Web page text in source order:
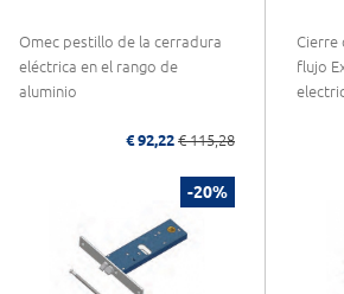
Omec pestillo de la cerradura
eléctrica en el rango de
aluminio
€ 92,22 € 115,28
Cierre
flujo
-20%